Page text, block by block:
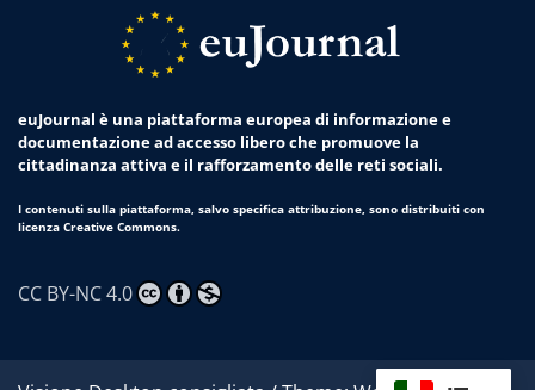
euJournal è una piattaforma europea di informazione e
documentazione ad accesso libero che promuove la
cittadinanza attiva e il rafforzamento delle reti sociali.
I contenuti sulla piattaforma, salvo specifica attribuzione, sono distribuiti con
licenza Creative Commons.
CC BY-NC 4.0